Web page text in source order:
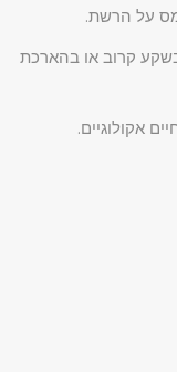
על הרשת.
קרוב או בהארכת
אקולוגיים.